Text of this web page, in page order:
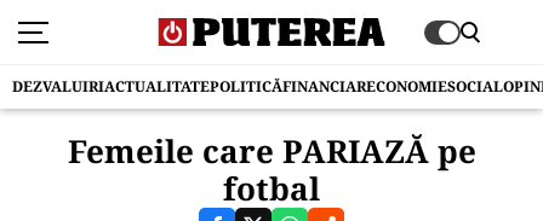
DEZVALUIRIACTUALITATEPOLITICĂFINANCIARECONOMIESOCIAL
Femeile care PARIAZĂ pe
fotbal